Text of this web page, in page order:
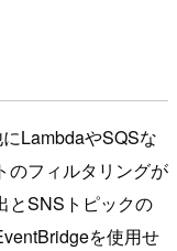
LambdaやSQSな
のフィルタリングが
とSNSトピックの
を使用せ